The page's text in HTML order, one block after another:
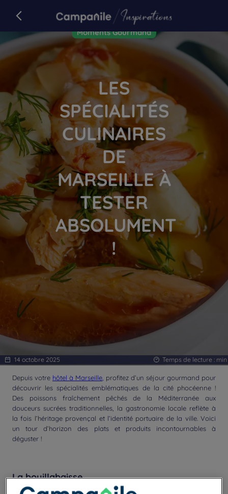
Campanileretour sur campanile.com
Moments Gourmand
LES
SPÉCIALITÉS
CULINAIRES
DE
MARSEILLE À
TESTER
ABSOLUMENT
!
Depuis votre hôtel à Marseille , profitez d’un séjour gourmand pour
découvrir les spécialités emblématiques de la cité phocéenne !
Des poissons fraîchement pêchés de la Méditerranée aux
douceurs sucrées traditionnelles, la gastronomie locale reflète à
la fois l’héritage provençal et l’identité portuaire de la ville. Voici
un tour d’horizon des plats et produits incontournables à
déguster !
La bouillabaisse
14 octobre 2025 Temps de lecture : min